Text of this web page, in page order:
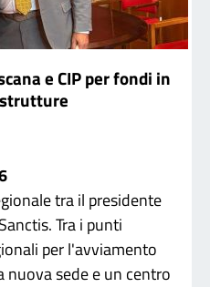
e CIP per fondi in
tra il presidente
Tra i punti
per l'avviamento
nuova sede e un centro